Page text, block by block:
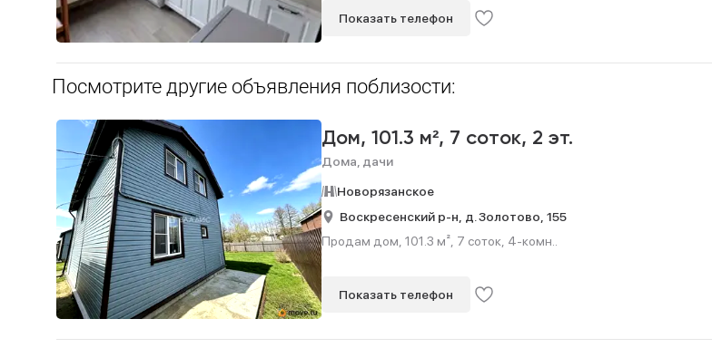
Показать телефон
Посмотрите другие объявления поблизости:
Дом, 101.3 м², 7 соток, 2 эт.
Дома, дачи
Новорязанское
Воскресенский р-н, д. Золотово, 155
Продам дом, 101.3 м², 7 соток, 4-комн..
Показать телефон